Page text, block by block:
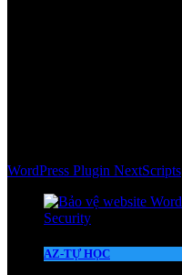
WordPress Plugin NextScripts
AZ-TỰ HỌC